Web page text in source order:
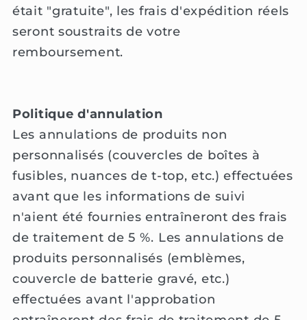
était "gratuite", les frais d'expédition réels
seront soustraits de votre
remboursement.
Politique d'annulation
Les annulations de produits non
personnalisés (couvercles de boîtes à
fusibles, nuances de t-top, etc.) effectuées
avant que les informations de suivi
n'aient été fournies entraîneront des frais
de traitement de 5 %. Les annulations de
produits personnalisés (emblèmes,
couvercle de batterie gravé, etc.)
effectuées avant l'approbation